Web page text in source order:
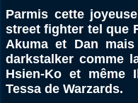
Parmis cette
street fighter tel que
Akuma et Dan
darkstalker comme
Hsien-Ko et
Tessa de Warzards.